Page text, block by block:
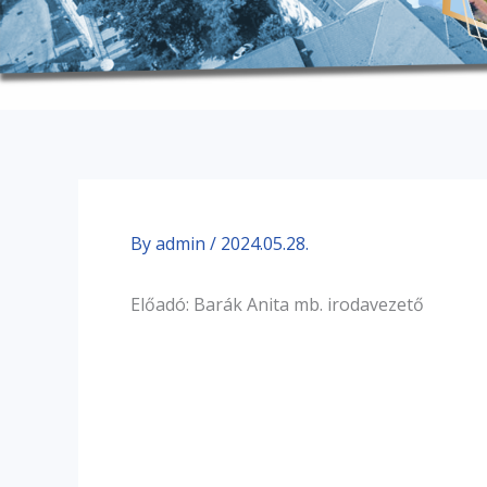
Byadmin / 2024.05.28.
Előadó: Barák Anita mb. irodavezető